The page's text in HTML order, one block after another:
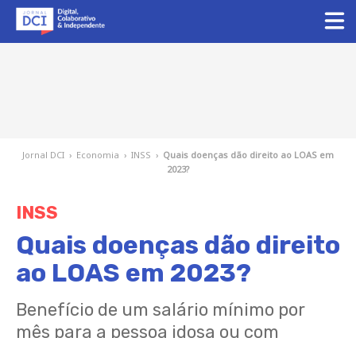
Jornal DCI › Economia › INSS › Quais doenças dão direito ao LOAS em
2023?
INSS
Quais doenças dão direito
ao LOAS em 2023?
Benefício de um salário mínimo por
mês para a pessoa idosa ou com